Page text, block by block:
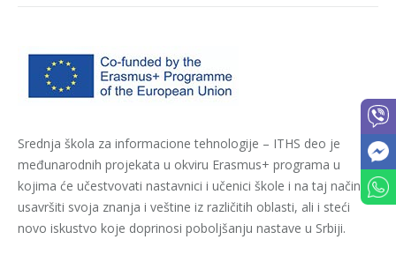
Srednja škola za informacione tehnologije – ITHS deo je
međunarodnih projekata u okviru Erasmus+ programa u
kojima će učestvovati nastavnici i učenici škole i na taj način
usavršiti svoja znanja i veštine iz različitih oblasti, ali i steći
novo iskustvo koje doprinosi poboljšanju nastave u Srbiji.